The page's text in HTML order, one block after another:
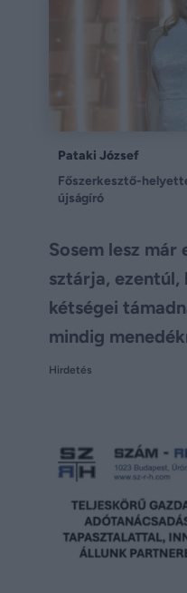
Pataki József
Főszerkesztő-
újságíró
Sosem lesz már
sztárja, ezentúl,
kétségei
mindig
Hirdetés